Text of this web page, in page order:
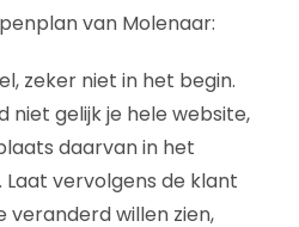
van Molenaar:
zeker niet in het begin.
niet gelijk je hele website,
daarvan in het
vervolgens de klant
veranderd willen zien,